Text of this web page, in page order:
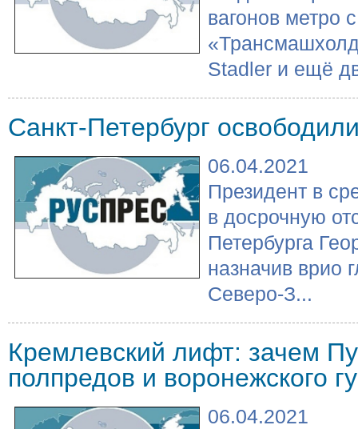
вагонов метро с
Stadler и ещё
Санкт-Петербург
06.04.2021
Президент в
в досрочную
Петербурга
назначив врио
Северо-З...
Кремлевский лифт: зачем
полпредов и воронежского
06.04.2021